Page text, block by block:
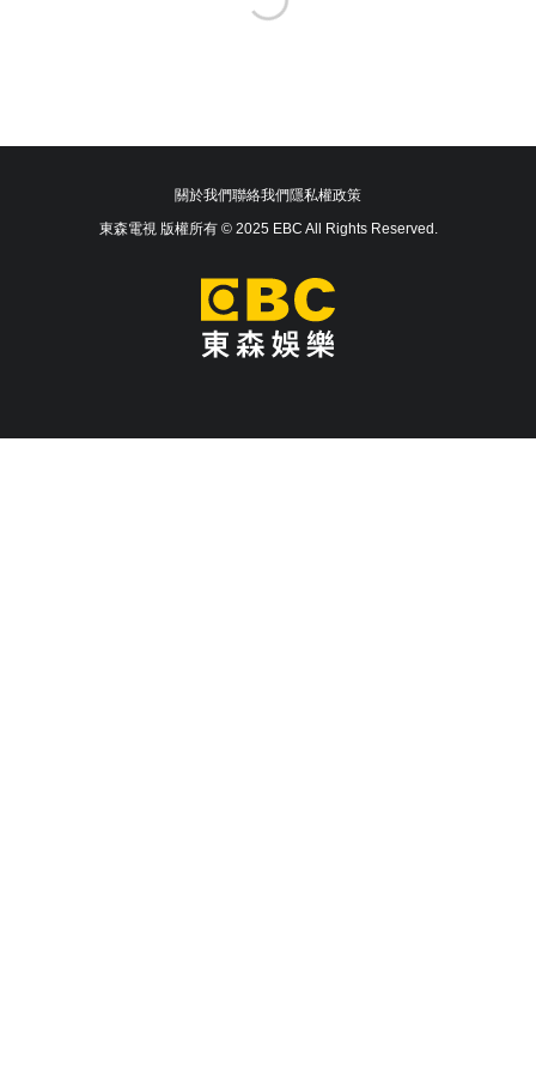
關於我們聯絡我們隱私權政策
東森電視 版權所有 © 2025 EBC All Rights Reserved.